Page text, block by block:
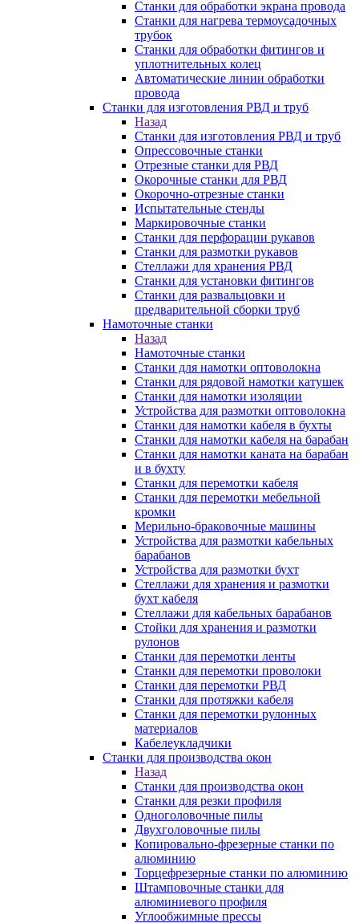
Станки для обработки экрана провода
Станки для нагрева термоусадочных
трубок
Станки для обработки фитингов и
уплотнительных колец
Автоматические линии обработки
провода
Станки для изготовления РВД и труб
Назад
Станки для изготовления РВД и труб
Опрессовочные станки
Отрезные станки для РВД
Окорочные станки для РВД
Окорочно-отрезные станки
Испытательные стенды
Маркировочные станки
Станки для перфорации рукавов
Станки для размотки рукавов
Стеллажи для хранения РВД
Станки для установки фитингов
Станки для развальцовки и
предварительной сборки труб
Намоточные станки
Назад
Намоточные станки
Станки для намотки оптоволокна
Станки для рядовой намотки катушек
Станки для намотки изоляции
Устройства для размотки оптоволокна
Станки для намотки кабеля в бухты
Станки для намотки кабеля на барабан
Станки для намотки каната на барабан
и в бухту
Станки для перемотки кабеля
Станки для перемотки мебельной
кромки
Мерильно-браковочные машины
Устройства для размотки кабельных
барабанов
Устройства для размотки бухт
Стеллажи для хранения и размотки
бухт кабеля
Стеллажи для кабельных барабанов
Стойки для хранения и размотки
рулонов
Станки для перемотки ленты
Станки для перемотки проволоки
Станки для перемотки РВД
Станки для протяжки кабеля
Станки для перемотки рулонных
материалов
Кабелеукладчики
Станки для производства окон
Назад
Станки для производства окон
Станки для резки профиля
Одноголовочные пилы
Двухголовочные пилы
Копировально-фрезерные станки по
алюминию
Торцефрезерные станки по алюминию
Штамповочные станки для
алюминиевого профиля
Углообжимные прессы